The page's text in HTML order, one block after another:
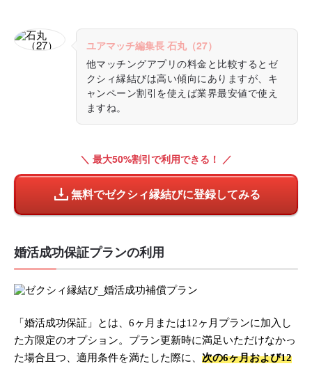
ユアマッチ編集長 石丸（27）
他マッチングアプリの料金と比較するとゼ
クシィ縁結びは高い傾向にありますが、キ
ャンペーン割引を使えば業界最安値で使え
ますね。
＼ 最大50%割引で利用できる！ ／
無料でゼクシィ縁結びに登録してみる
婚活成功保証プランの利用
「婚活成功保証」とは、6ヶ月または12ヶ月プランに加入し
た方限定のオプション。プラン更新時に満足いただけなかっ
た場合且つ、適用条件を満たした際に、 次の6ヶ月および12